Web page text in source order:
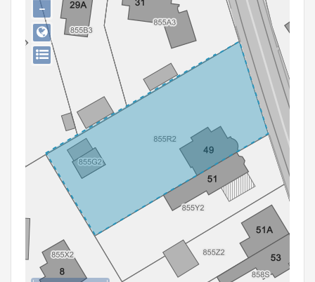
Hergebruik
Aanmelden
−